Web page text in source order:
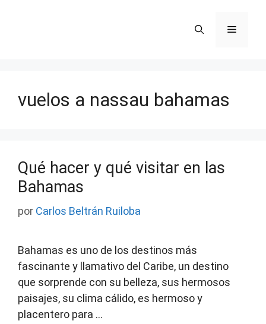
Menú
vuelos a nassau bahamas
Qué hacer y qué visitar en las
Bahamas
por Carlos Beltrán Ruiloba
Bahamas es uno de los destinos más
fascinante y llamativo del Caribe, un destino
que sorprende con su belleza, sus hermosos
paisajes, su clima cálido, es hermoso y
placentero para …